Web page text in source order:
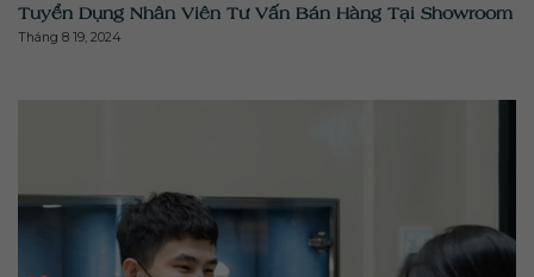
Tuyển Dụng Nhân Viên Tư Vấn Bán Hàng Tại Showroom
Tháng 8 19, 2024